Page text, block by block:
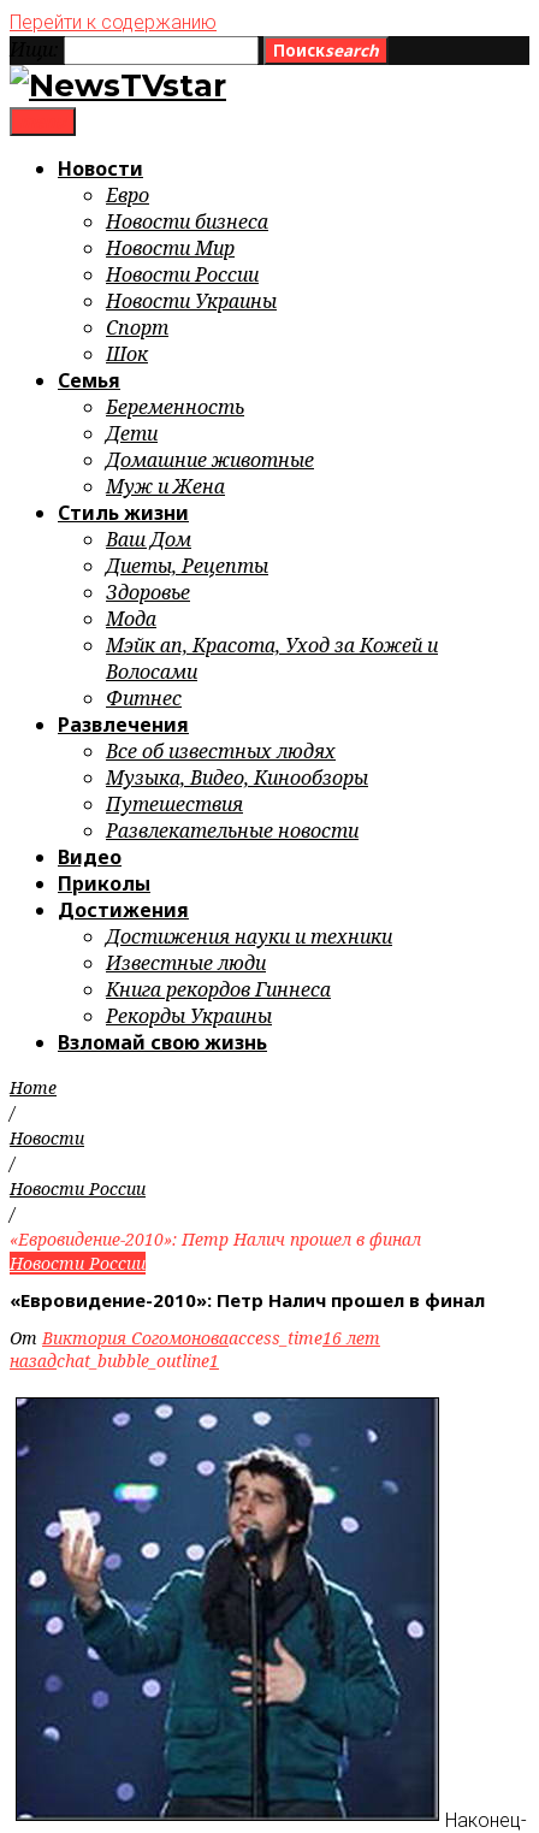
Перейти к содержанию
Поискsearch
Новости
Евро
Новости бизнеса
Новости Мир
Новости России
Новости Украины
Спорт
Шок
Семья
Беременность
Дети
Домашние животные
Муж и Жена
Стиль жизни
Ваш Дом
Диеты, Рецепты
Здоровье
Мода
Мэйк ап, Красота, Уход за Кожей и
Волосами
Фитнес
Развлечения
Все об известных людях
Музыка, Видео, Кинообзоры
Путешествия
Развлекательные новости
Видео
Приколы
Достижения
Достижения науки и техники
Известные люди
Книга рекордов Гиннеса
Рекорды Украины
Взломай свою жизнь
Home
/
Новости
/
Новости России
/
«Евровидение-2010»: Петр Налич прошел в финал
Новости России
«Евровидение-2010»: Петр Налич прошел в финал
ОтВиктория Согомоноваaccess_time16 лет
назадchat_bubble_outline1
Наконец-